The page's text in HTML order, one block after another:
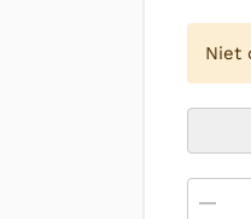
Niet